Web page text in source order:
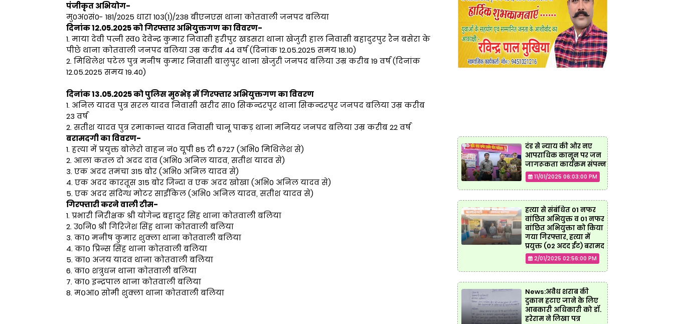
पंजीकृत अभियोग-
मु0अ0सं0- 181/2025 धारा 103(1)/238 बीएनएस थाना कोतवाली जनपद बलिया
दिनांक 12.05.2025 को गिरफ्तार अभियुक्तगण का विवरण-
1. माया देवी पत्नी स्व० देवेन्द्र कुमार निवासी हरीपुर खडसरा थाना खेजुरी हाल निवासी बहादुरपुर रैन बसेरा के
पीछे थाना कोतवाली जनपद बलिया उम्र करीब 44 वर्ष (दिनांक 12.05.2025 समय 18.10)
2. मिथिलेश पटेल पुत्र मनीष कुमार निवासी बालुपुर थाना खेजुरी जनपद बलिया उम्र करीब 19 वर्ष (दिनांक
12.05.2025 समय 19.40)
दिनांक 13.05.2025 को पुलिस मुठभेड़ में गिरफ्तार अभियुक्तगण का विवरण
1. अनिल यादव पुत्र सरल यादव निवासी खरीद सा० सिकन्दरपुर थाना सिकन्दरपुर जनपद बलिया उम्र करीब
23 वर्ष
2. सतीश यादव पुत्र रमाकान्त यादव निवासी चानू पाकड़ थाना मनियर जनपद बलिया उम्र करीब 22 वर्ष
बरामदगी का विवरण-
1. हत्या में प्रयुक्त बोलेरो वाहन नं0 यूपी 85 टी 6727 (अभि0 मिथिलेश से)
2. आला कतल दो अदद दाव (अभि0 अनिल यादव, सतीश यादव से)
3. एक अदद तमंचा 315 बोर (अभि0 अनिल यादव से)
4. एक अदद कारतूस 315 बोर जिन्दा व एक अदद खोखा (अभि0 अनिल यादव से)
5. एक अदद संदिग्ध मोटर साईकिल (अभि0 अनिल यादव, सतीश यादव से)
गिरफ्तारी करने वाली टीम-
1. प्रभारी निरीक्षक श्री योगेन्द्र बहादुर सिंह थाना कोतवाली बलिया
2. उ0नि0 श्री गिरिजेश सिंह थाना कोतवाली बलिया
3. का० मनीष कुमार शुक्ला थाना कोतवाली बलिया
4. का० प्रिन्स सिंह थाना कोतवाली बलिया
5. का० अजय यादव थाना कोतवाली बलिया
6. का० शत्रुधन थाना कोतवाली बलिया
7. का० इन्द्रपाल थाना कोतवाली बलिया
8. म०आ० सोमी शुक्ला थाना कोतवाली बलिया
दंड से न्याय की ओर नए
आपराधिक कानून पर जन
जागरूकता कार्यक्रम संपन्न
11/01/2025 06:03:00 PM
हत्या से संबंधित 01 नफर
वांछित अभियुक्त व 01 नफर
वांछित अभियुक्ता को किया
गया गिरफ्तार, हत्या में
प्रयुक्त (02 अदद ईंट) बरामद
2/01/2025 02:56:00 PM
News:अवैध शराब की
दुकान हटाए जाने के लिए
आबकारी अधिकारी को डॉ.
हरेराम ने लिखा पत्र